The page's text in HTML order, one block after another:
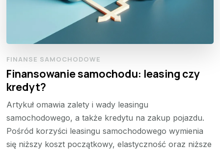
FINANSE SAMOCHODOWE
Finansowanie samochodu: leasing czy
kredyt?
Artykuł omawia zalety i wady leasingu
samochodowego, a także kredytu na zakup pojazdu.
Pośród korzyści leasingu samochodowego wymienia
się niższy koszt początkowy, elastyczność oraz niższe